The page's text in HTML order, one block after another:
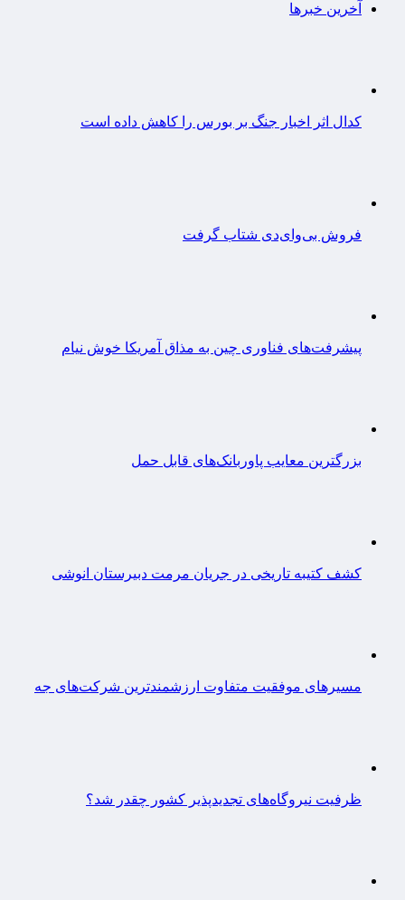
آخرین خبرها
کدال اثر اخبار جنگ بر بورس را کاهش داده است
فروش بی‌وای‌دی شتاب گرفت
پیشرفت‌های فناوری چین به مذاق آمریکا خوش نیام
بزرگترین معایب پاوربانک‌های قابل حمل
کشف کتیبه تاریخی در جریان مرمت دبیرستان انوشی
مسیرهای موفقیت متفاوت ارزشمندترین شرکت‌های جه
ظرفیت نیروگاه‌های تجدیدپذیر کشور چقدر شد؟